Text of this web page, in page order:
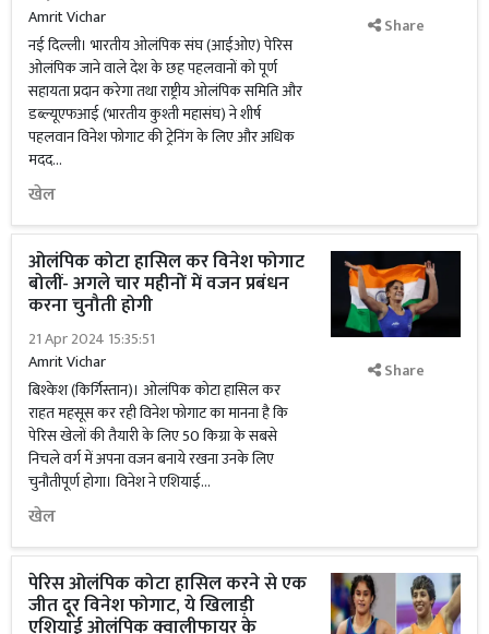
Amrit Vichar
नई दिल्ली। भारतीय ओलंपिक संघ (आईओए) पेरिस
ओलंपिक जाने वाले देश के छह पहलवानों को पूर्ण
सहायता प्रदान करेगा तथा राष्ट्रीय ओलंपिक समिति और
डब्ल्यूएफआई (भारतीय कुश्ती महासंघ) ने शीर्ष
पहलवान विनेश फोगाट की ट्रेनिंग के लिए और अधिक
मदद...
खेल
Share
ओलंपिक कोटा हासिल कर विनेश फोगाट
बोलीं- अगले चार महीनों में वजन प्रबंधन
करना चुनौती होगी
21 Apr 2024 15:35:51
Amrit Vichar
बिश्केश (किर्गिस्तान)। ओलंपिक कोटा हासिल कर
राहत महसूस कर रही विनेश फोगाट का मानना है कि
पेरिस खेलों की तैयारी के लिए 50 किग्रा के सबसे
निचले वर्ग में अपना वजन बनाये रखना उनके लिए
चुनौतीपूर्ण होगा। विनेश ने एशियाई...
खेल
Share
पेरिस ओलंपिक कोटा हासिल करने से एक
जीत दूर विनेश फोगाट, ये खिलाड़ी
एशियाई ओलंपिक क्वालीफायर के